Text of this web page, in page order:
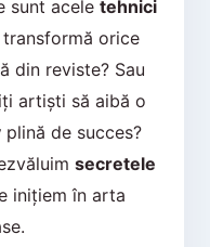
sunt acele tehnici
orice
din reviste? Sau
artiști să aibă o
plină de succes?
secretele
inițiem în arta